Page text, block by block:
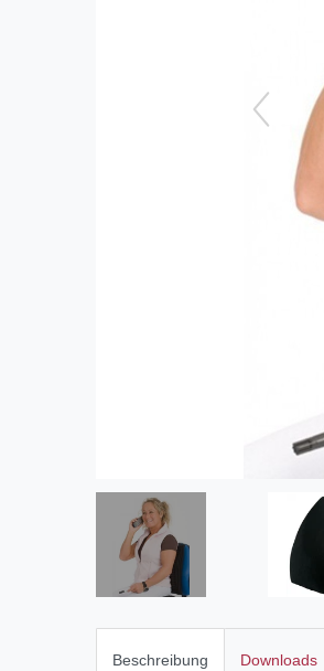
Beschreibung Downloads